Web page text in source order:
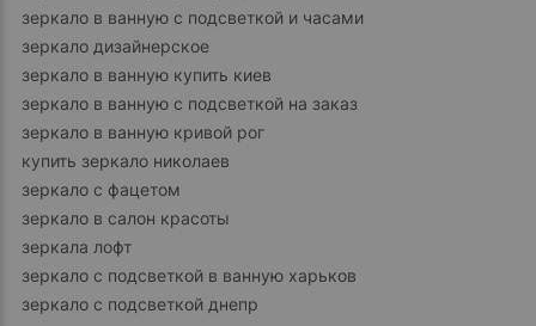
зеркало в ванную с подсветкой и часами
зеркало дизайнерское
зеркало в ванную купить киев
зеркало в ванную с подсветкой на заказ
зеркало в ванную кривой рог
купить зеркало николаев
зеркало с фацетом
зеркало в салон красоты
зеркала лофт
зеркало с подсветкой в ванную харьков
зеркало с подсветкой днепр